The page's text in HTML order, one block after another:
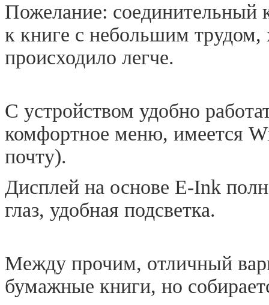
Пожелание: соединительный
к книге с небольшим трудом,
происходило легче.
С устройством удобно
комфортное меню, имеется
почту).
Дисплей на основе E-Ink
глаз, удобная подсветка.
Между прочим, отличный
бумажные книги, но